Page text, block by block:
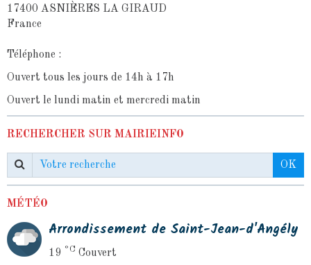
17400 ASNIÈRES LA GIRAUD
France
Téléphone :
Ouvert tous les jours de 14h à 17h
Ouvert le lundi matin et mercredi matin
RECHERCHER SUR MAIRIEINFO
OK
MÉTÉO
Arrondissement de Saint-Jean-d'Angély
19 °C Couvert